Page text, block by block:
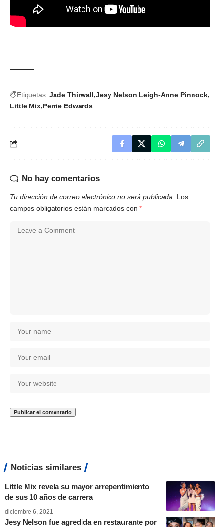
Etiquetas: Jade Thirwall Jesy Nelson Leigh-Anne Pinnock
Little Mix Perrie Edwards
No hay comentarios
Tu dirección de correo electrónico no será publicada.
Los
campos obligatorios están marcados con *
Noticias similares
Little Mix revela su mayor arrepentimiento
de sus 10 años de carrera
diciembre 6, 2021
Jesy Nelson fue agredida en restaurante por